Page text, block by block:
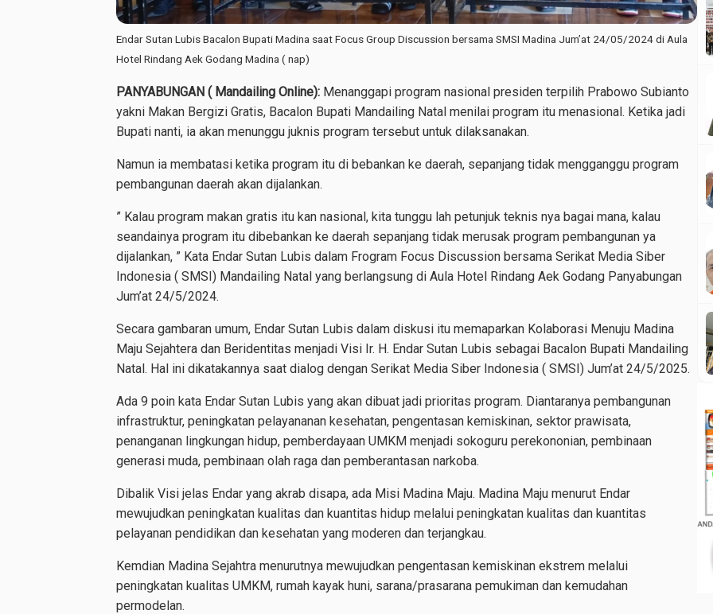
Endar Sutan Lubis Bacalon Bupati Madina saat Focus Group Discussion bersama SMSI Madina Jum’at 24/05/2024 di Aula
Hotel Rindang Aek Godang Madina ( nap)
PANYABUNGAN ( Mandailing Online): Menanggapi program nasional presiden terpilih Prabowo Subianto
yakni Makan Bergizi Gratis, Bacalon Bupati Mandailing Natal menilai program itu menasional. Ketika jadi
Bupati nanti, ia akan menunggu juknis program tersebut untuk dilaksanakan.
Namun ia membatasi ketika program itu di bebankan ke daerah, sepanjang tidak mengganggu program
pembangunan daerah akan dijalankan.
” Kalau program makan gratis itu kan nasional, kita tunggu lah petunjuk teknis nya bagai mana, kalau
seandainya program itu dibebankan ke daerah sepanjang tidak merusak program pembangunan ya
dijalankan, ” Kata Endar Sutan Lubis dalam Frogram Focus Discussion bersama Serikat Media Siber
Indonesia ( SMSI) Mandailing Natal yang berlangsung di Aula Hotel Rindang Aek Godang Panyabungan
Jum’at 24/5/2024.
Secara gambaran umum, Endar Sutan Lubis dalam diskusi itu memaparkan Kolaborasi Menuju Madina
Maju Sejahtera dan Beridentitas menjadi Visi Ir. H. Endar Sutan Lubis sebagai Bacalon Bupati Mandailing
Natal. Hal ini dikatakannya saat dialog dengan Serikat Media Siber Indonesia ( SMSI) Jum’at 24/5/2025.
Ada 9 poin kata Endar Sutan Lubis yang akan dibuat jadi prioritas program. Diantaranya pembangunan
infrastruktur, peningkatan pelayananan kesehatan, pengentasan kemiskinan, sektor prawisata,
penanganan lingkungan hidup, pemberdayaan UMKM menjadi sokoguru perekononian, pembinaan
generasi muda, pembinaan olah raga dan pemberantasan narkoba.
Dibalik Visi jelas Endar yang akrab disapa, ada Misi Madina Maju. Madina Maju menurut Endar
mewujudkan peningkatan kualitas dan kuantitas hidup melalui peningkatan kualitas dan kuantitas
pelayanan pendidikan dan kesehatan yang moderen dan terjangkau.
Kemdian Madina Sejahtra menurutnya mewujudkan pengentasan kemiskinan ekstrem melalui
peningkatan kualitas UMKM, rumah kayak huni, sarana/prasarana pemukiman dan kemudahan
permodelan.